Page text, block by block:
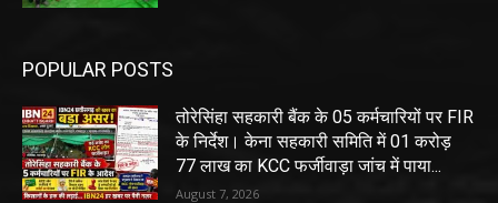
POPULAR POSTS
तोरेसिंहा सहकारी बैंक के 05 कर्मचारियों पर FIR
के निर्देश। केना सहकारी समिति में 01 करोड़
77 लाख का KCC फर्जीवाड़ा जांच में पाया...
August 7, 2026